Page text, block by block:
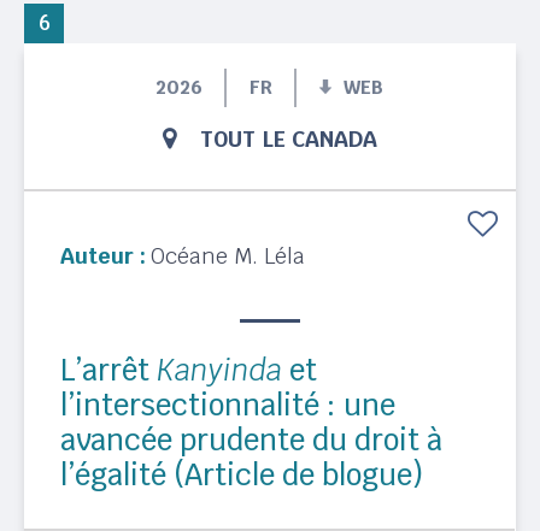
2026 FR WEB
TOUT LE CANADA
Auteur : Océane M. Léla
L’arrêt Kanyinda et
l’intersectionnalité : une
avancée prudente du droit à
l’égalité (Article de blogue)
6